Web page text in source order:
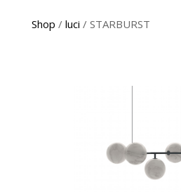
Shop / luci / STARBURST